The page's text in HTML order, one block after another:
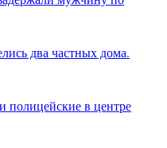
два частных дома.
в центре